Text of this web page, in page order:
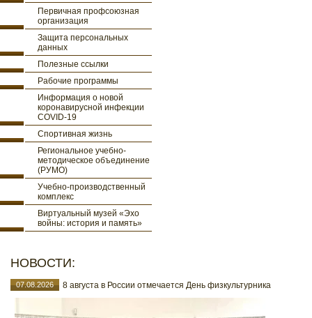
Первичная профсоюзная
организация
Защита персональных
данных
Полезные ссылки
Рабочие программы
Информация о новой
коронавирусной инфекции
COVID-19
Спортивная жизнь
Региональное учебно-
методическое объединение
(РУМО)
Учебно-производственный
комплекс
Виртуальный музей «Эхо
войны: история и память»
НОВОСТИ:
07.08.2026 8 августа в России отмечается День физкультурника